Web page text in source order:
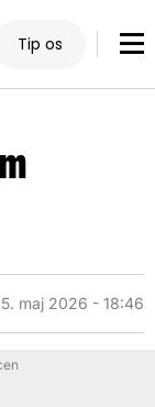
Tip os
maj 2026 - 18:46